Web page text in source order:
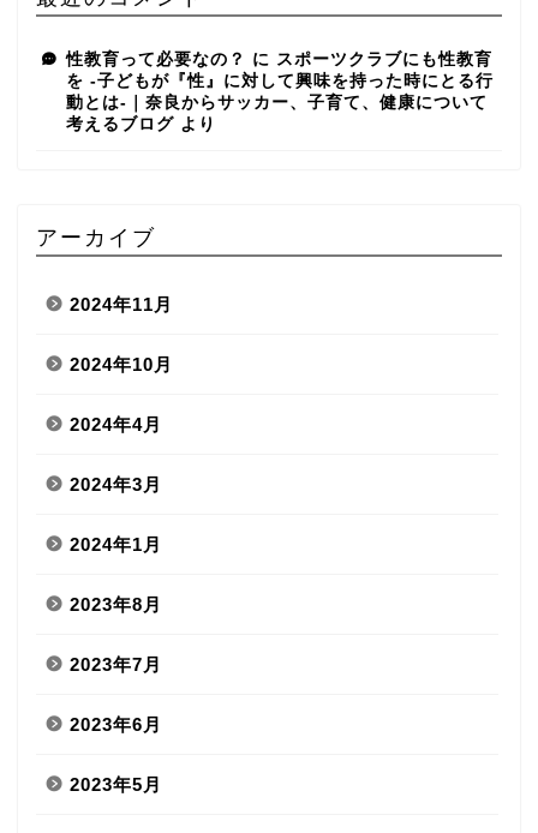
性教育って必要なの？ に スポーツクラブにも性教育
を -子どもが『性』に対して興味を持った時にとる行
動とは-｜奈良からサッカー、子育て、健康について
考えるブログ より
アーカイブ
2024年11月
2024年10月
2024年4月
2024年3月
2024年1月
2023年8月
2023年7月
2023年6月
2023年5月